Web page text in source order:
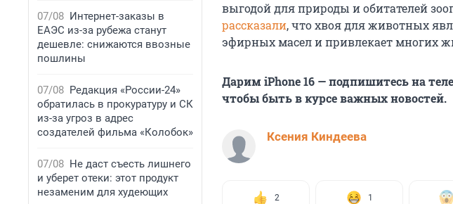
07/08 Интернет-заказы в
ЕАЭС из-за рубежа станут
дешевле: снижаются ввозные
пошлины
07/08 Редакция «России-24»
обратилась в прокуратуру и СК
из-за угроз в адрес
создателей фильма «Колобок»
07/08 Не даст съесть лишнего
и уберет отеки: этот продукт
незаменим для худеющих
выгодой для природы и обитателей
рассказали, что хвоя для животных
эфирных масел и привлекает многих
Дарим iPhone 16 — подпишитесь на
чтобы быть в курсе важных новостей.
Ксения Киндеева
2 1